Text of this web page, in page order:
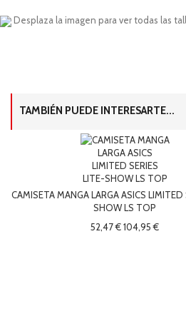
Desplaza la imagen para ver todas las
TAMBIÉN PUEDE INTERESARTE...
CAMISETA MANGA LARGA ASICS LIMITED
SHOW LS TOP
52,47 €104,95 €